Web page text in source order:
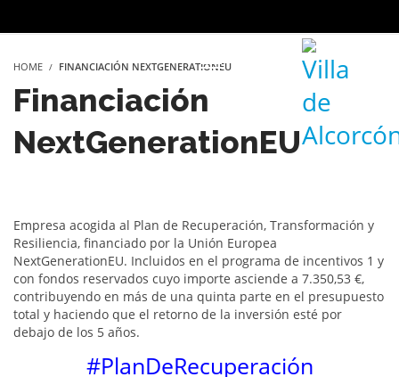
HOME FINANCIACIÓN NEXTGENERATIONEU
Financiación
NextGenerationEU
Empresa acogida al Plan de Recuperación, Transformación y
Resiliencia, financiado por la Unión Europea
NextGenerationEU. Incluidos en el programa de incentivos 1 y
con fondos reservados cuyo importe asciende a 7.350,53 €,
contribuyendo en más de una quinta parte en el presupuesto
total y haciendo que el retorno de la inversión esté por
debajo de los 5 años.
#PlanDeRecuperación